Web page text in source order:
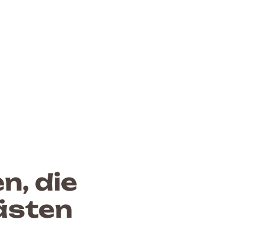
die